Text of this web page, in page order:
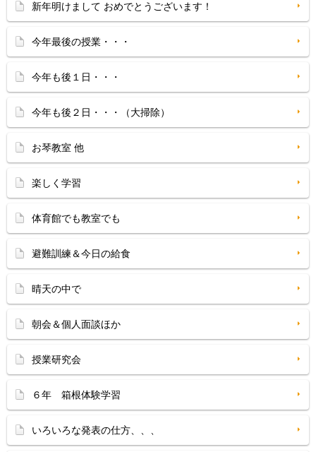
新年明けまして おめでとうございます！
今年最後の授業・・・
今年も後１日・・・
今年も後２日・・・（大掃除）
お琴教室 他
楽しく学習
体育館でも教室でも
避難訓練＆今日の給食
晴天の中で
朝会＆個人面談ほか
授業研究会
６年 箱根体験学習
いろいろな発表の仕方、、、